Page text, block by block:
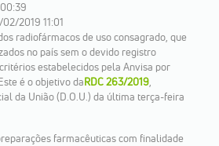
2019 11:01
radiofármacos de uso consagrado, que
no país sem o devido registro
estabelecidos pela Anvisa por
é o objetivo daRDC 263/2019,
da União (D.O.U.) da última terça-feira
farmacêuticas com finalidade